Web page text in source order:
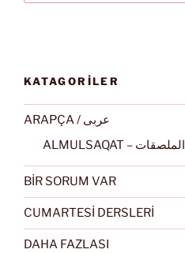
KATAGORİLER
ARAPÇA / عربى
ALMULSAQAT – الملصقات
BİR SORUM VAR
CUMARTESİ DERSLERİ
DAHA FAZLASI